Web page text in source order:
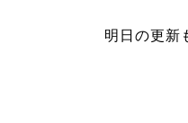
明日の更新